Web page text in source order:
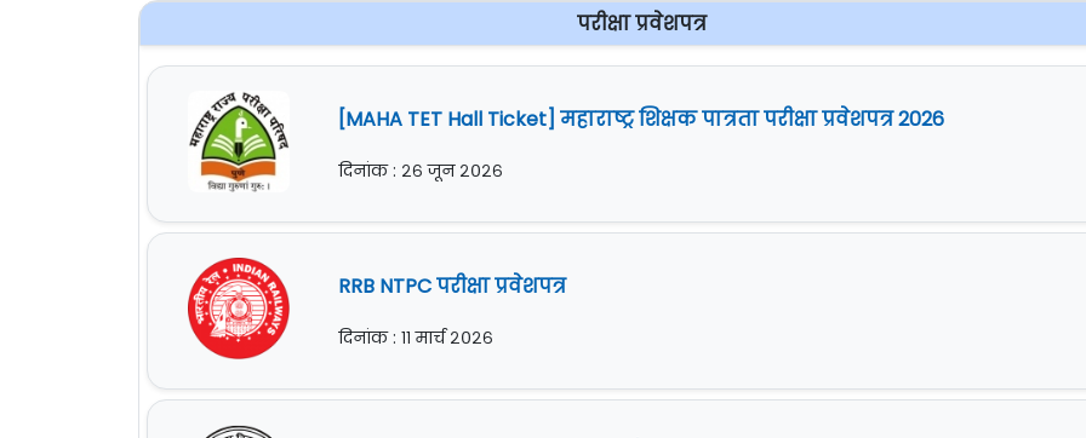
परीक्षा प्रवेशपत्र
[MAHA TET Hall Ticket] महाराष्ट्र शिक्षक पात्रता परीक्षा प्रवेशपत्र 2026
दिनांक : २६ जून २०२६
RRB NTPC परीक्षा प्रवेशपत्र
दिनांक : ११ मार्च २०२६